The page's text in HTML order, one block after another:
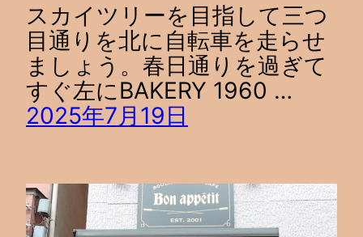
スカイツリーを目指して三つ
目通りを北に自転車を走らせ
ましょう。春日通りを過ぎて
すぐ左にBAKERY 1960 …
2025年7月19日